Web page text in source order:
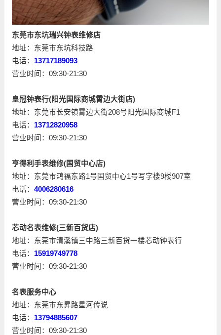
东莞市东坑瑞兴钟表维修店
地址：东莞市东坑科技路
电话： 13717189093
营业时间：09:30-21:30
皇冠钟表行(阳光国际商城霄边大街店)
地址：东莞市长安镇霄边大街208号阳光国际商城F1
电话： 13712820958
营业时间：09:30-21:30
亨得利手表维修(国贸中心店)
地址：东莞市鸿福东路1号国贸中心1号写字楼9楼907室
电话： 4006280616
营业时间：09:30-21:30
芯动名表维修(三新百货店)
地址：东莞市清溪镇三中路三新百货一楼芯动钟表行
电话： 15919749778
营业时间：09:30-21:30
名表服务中心
地址：东莞市东昇路星河传说
电话： 13794885607
营业时间：09:30-21:30